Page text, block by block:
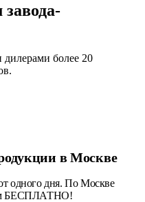
более 20
в Москве
одного дня. По Москве
БЕСПЛАТНО!